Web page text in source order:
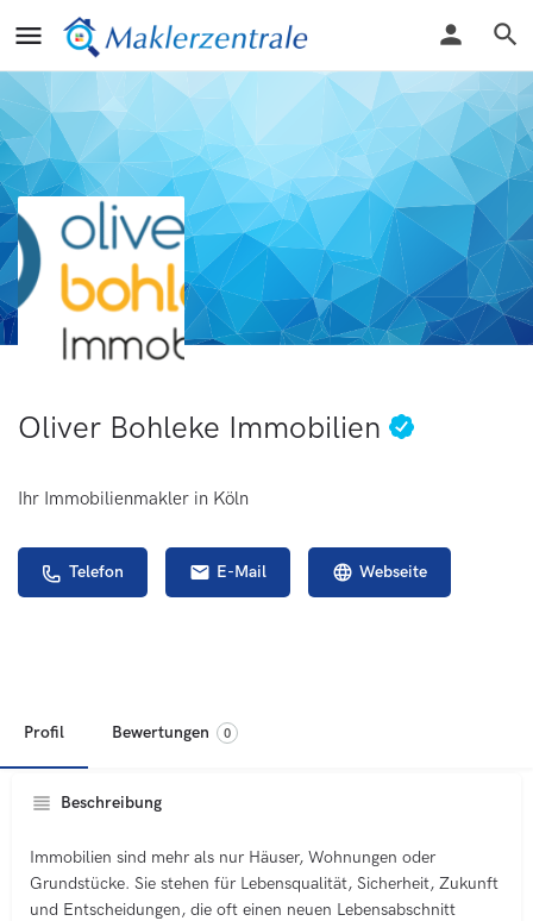
Oliver Bohleke Immobilien
Ihr Immobilienmakler in Köln
Telefon E-Mail Webseite
Profil Bewertungen 0
Beschreibung
Immobilien sind mehr als nur Häuser, Wohnungen oder
Grundstücke. Sie stehen für Lebensqualität, Sicherheit, Zukunft
und Entscheidungen, die oft einen neuen Lebensabschnitt